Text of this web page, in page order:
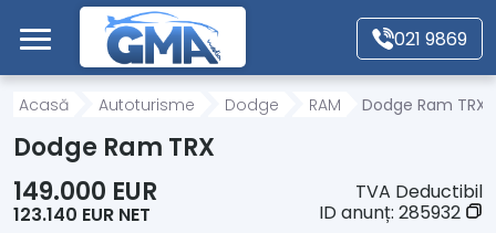
Mergi direct la conținutul principal
021 9869
Acasă
Autoturisme
Acasă Autoturisme Dodge RAM Dodge Ram TRX
Dodge Ram TRX
149.000 EUR
123.140 EUR NET
TVA Deductibil
ID anunț: 285932